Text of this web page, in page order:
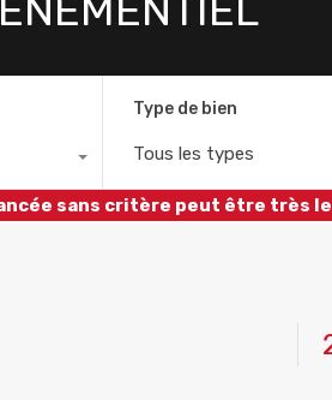
Type de bien
Tous les types
sans critère peut être très